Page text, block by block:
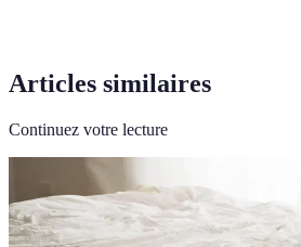
Articles similaires
Continuez votre lecture